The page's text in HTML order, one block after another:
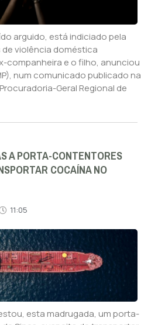
arguido, está indiciado pela
violência doméstica
companheira e o filho, anunciou
num comunicado publicado na
Geral Regional de
A PORTA-CONTENTORES
COCAÍNA NO
11:05
esta madrugada, um porta-